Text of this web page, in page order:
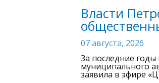
Власти
07 августа, 2026
За последние годы
муниципального
заявила в эфире